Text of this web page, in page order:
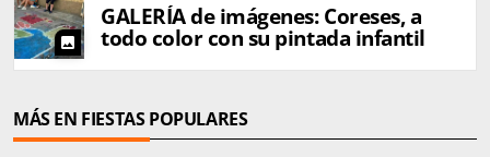
photo
GALERÍA de imágenes: Coreses, a
todo color con su pintada infantil
MÁS EN FIESTAS POPULARES